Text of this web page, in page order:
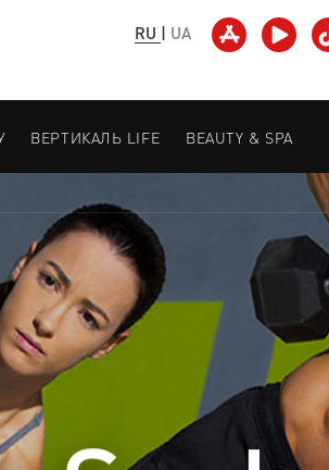
RU | UA
ВЕРТИКАЛЬ LIFE BEAUTY & SPA